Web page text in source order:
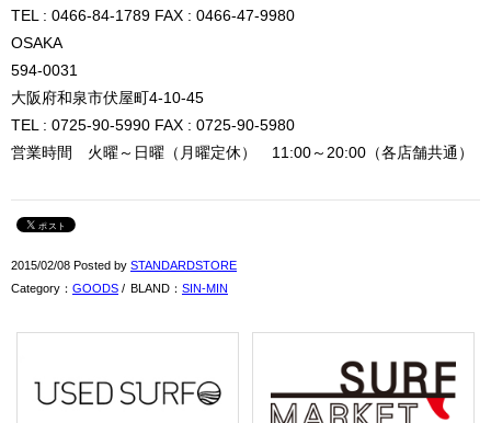
TEL : 0466-84-1789 FAX : 0466-47-9980
OSAKA
594-0031
大阪府和泉市伏屋町4-10-45
TEL : 0725-90-5990 FAX : 0725-90-5980
営業時間 火曜～日曜（月曜定休） 11:00～20:00（各店舗共通）
2015/02/08 Posted by STANDARDSTORE
Category： GOODS / BLAND： SIN-MIN